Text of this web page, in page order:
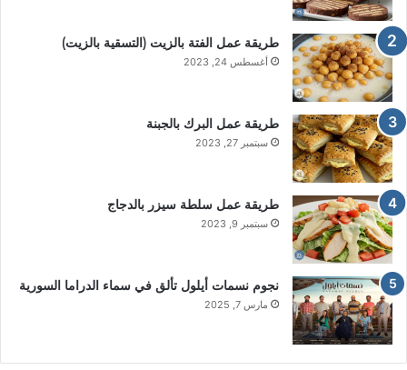
طريقة عمل الفتة بالزيت (التسقية بالزيت)
أغسطس 24, 2023
طريقة عمل البرك بالجبنة
سبتمبر 27, 2023
طريقة عمل سلطة سيزر بالدجاج
سبتمبر 9, 2023
نجوم نسمات أيلول تألق في سماء الدراما السورية
مارس 7, 2025